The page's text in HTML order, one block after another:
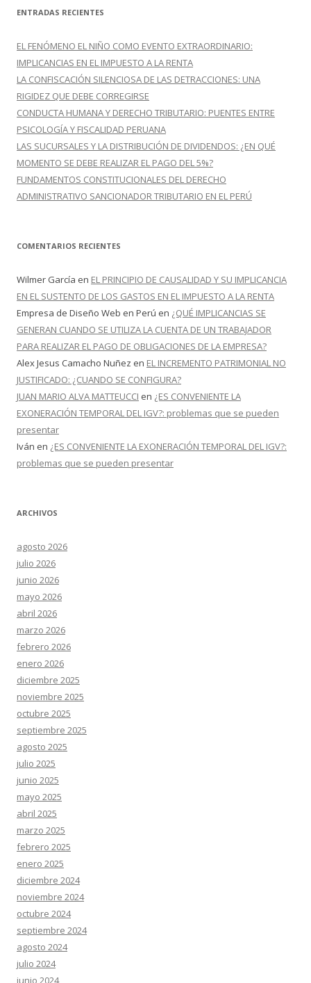
c
r
:
ENTRADAS RECIENTES
EL FENÓMENO EL NIÑO COMO EVENTO EXTRAORDINARIO:
IMPLICANCIAS EN EL IMPUESTO A LA RENTA
LA CONFISCACIÓN SILENCIOSA DE LAS DETRACCIONES: UNA
RIGIDEZ QUE DEBE CORREGIRSE
CONDUCTA HUMANA Y DERECHO TRIBUTARIO: PUENTES ENTRE
PSICOLOGÍA Y FISCALIDAD PERUANA
LAS SUCURSALES Y LA DISTRIBUCIÓN DE DIVIDENDOS: ¿EN QUÉ
MOMENTO SE DEBE REALIZAR EL PAGO DEL 5%?
FUNDAMENTOS CONSTITUCIONALES DEL DERECHO
ADMINISTRATIVO SANCIONADOR TRIBUTARIO EN EL PERÚ
COMENTARIOS RECIENTES
Wilmer García en EL PRINCIPIO DE CAUSALIDAD Y SU IMPLICANCIA
EN EL SUSTENTO DE LOS GASTOS EN EL IMPUESTO A LA RENTA
Empresa de Diseño Web en Perú en ¿QUÉ IMPLICANCIAS SE
GENERAN CUANDO SE UTILIZA LA CUENTA DE UN TRABAJADOR
PARA REALIZAR EL PAGO DE OBLIGACIONES DE LA EMPRESA?
Alex Jesus Camacho Nuñez en EL INCREMENTO PATRIMONIAL NO
JUSTIFICADO: ¿CUANDO SE CONFIGURA?
JUAN MARIO ALVA MATTEUCCI en ¿ES CONVENIENTE LA
EXONERACIÓN TEMPORAL DEL IGV?: problemas que se pueden
presentar
Iván en ¿ES CONVENIENTE LA EXONERACIÓN TEMPORAL DEL IGV?:
problemas que se pueden presentar
ARCHIVOS
agosto 2026
julio 2026
junio 2026
mayo 2026
abril 2026
marzo 2026
febrero 2026
enero 2026
diciembre 2025
noviembre 2025
octubre 2025
septiembre 2025
agosto 2025
julio 2025
junio 2025
mayo 2025
abril 2025
marzo 2025
febrero 2025
enero 2025
diciembre 2024
noviembre 2024
octubre 2024
septiembre 2024
agosto 2024
julio 2024
junio 2024